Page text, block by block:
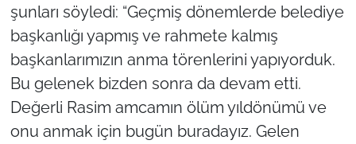
şunları söyledi: “Geçmiş dönemlerde belediye
başkanlığı yapmış ve rahmete kalmış
başkanlarımızın anma törenlerini yapıyorduk.
Bu gelenek bizden sonra da devam etti.
Değerli Rasim amcamın ölüm yıldönümü ve
onu anmak için bugün buradayız. Gelen
Flaş Haber
Dış Haberler
Magazin
İş Dünyası